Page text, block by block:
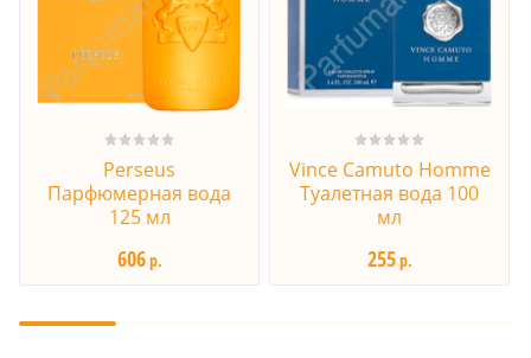
Perseus
Парфюмерная вода
125 мл
606р.
Vince Camuto Homme
Туалетная вода 100
мл
255р.